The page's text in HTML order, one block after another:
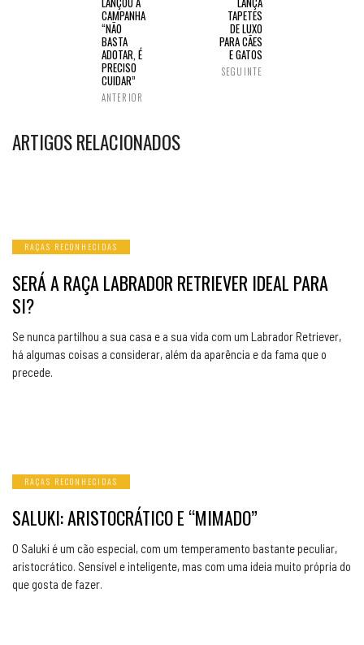
CAMPANHA
“NÃO
BASTA
ADOTAR, É
PRECISO
CUIDAR”
ANTERIOR
TAPETES
DE LUXO
PARA CÃES
E GATOS
SEGUINTE
ARTIGOS RELACIONADOS
RAÇAS RECONHECIDAS
SERÁ A RAÇA LABRADOR RETRIEVER IDEAL PARA
SI?
Se nunca partilhou a sua casa e a sua vida com um Labrador Retriever,
há algumas coisas a considerar, além da aparência e da fama que o
precede.
RAÇAS RECONHECIDAS
SALUKI: ARISTOCRÁTICO E “MIMADO”
O Saluki é um cão especial, com um temperamento bastante peculiar,
aristocrático. Sensível e inteligente, mas com uma ideia muito própria do
que gosta de fazer.